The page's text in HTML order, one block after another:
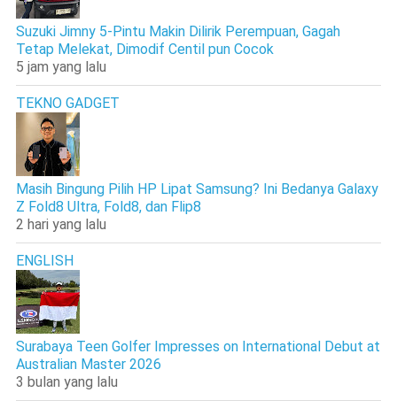
Suzuki Jimny 5-Pintu Makin Dilirik Perempuan, Gagah
Tetap Melekat, Dimodif Centil pun Cocok
5 jam yang lalu
TEKNO GADGET
Masih Bingung Pilih HP Lipat Samsung? Ini Bedanya Galaxy
Z Fold8 Ultra, Fold8, dan Flip8
2 hari yang lalu
ENGLISH
Surabaya Teen Golfer Impresses on International Debut at
Australian Master 2026
3 bulan yang lalu